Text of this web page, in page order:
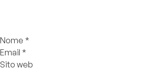
Nome *
Email *
Sito web